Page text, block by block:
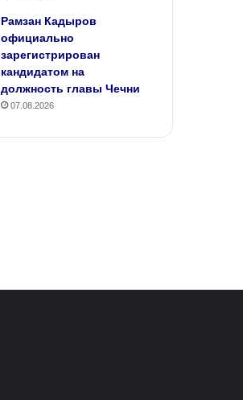
Рамзан Кадыров
официально
зарегистрирован
кандидатом на
должность главы Чечни
07.08.2026